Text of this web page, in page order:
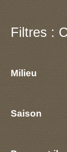
Filtres :
Milieu
Saison